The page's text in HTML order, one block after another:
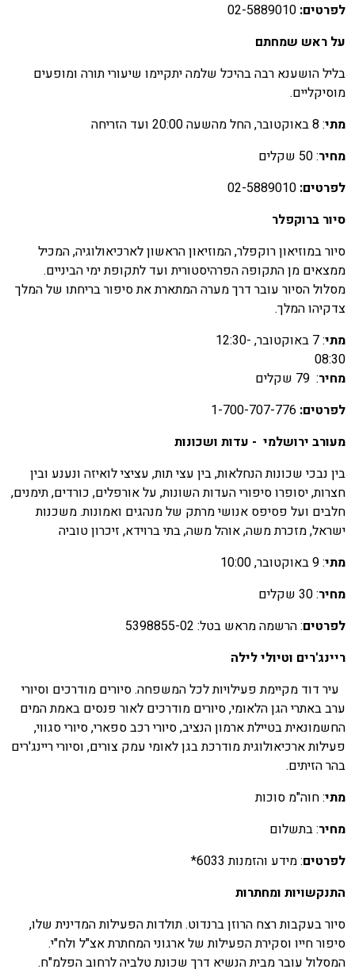
02-5889010
ראש שמחתם
הושענא רבה בהיכל שלמה יתקיימו שיעורי תורה ומופעים
: 8 באוקטובר, החל מהשעה 20:00 ועד הזריחה
: 50 שקלים
02-5889010
ברוקפלר
במוזיאון רוקפלר, המוזיאון הראשון לארכיאולוגיה, המכיל
מן התקופה הפרהיסטורית ועד לתקופת ימי הביניים.
הסיור עובר דרך מערה המתארת את סיפור בריחתו של המלך
המלך.
: 7 באוקטובר, 12:30-
: 79 שקלים
1-700-707-776
ירושלמי- עדות ושכונות
נבכי שכונות הנחלאות, בין עצי תות, עציצי לואיזה ונענע ובין
יסופרו סיפורי העדות השונות, על אורפלים, כורדים, תימנים,
ועל פסיפס אנושי מרתק של מנהגים ואמונות. משכנות
מזכרת משה, אוהל משה, בתי ברוידא, זיכרון טוביה
: 9 באוקטובר, 10:00
: 30 שקלים
: הרשמה מראש בטל: 5398855-02
וטיולי לילה
עיר דוד מקיימת פעילויות לכל המשפחה. סיורים מודרכים וסיורי
באתרי הגן הלאומי, סיורים מודרכים לאור פנסים באמת המים
בטיילת ארמון הנציב, סיורי רכב ספארי, סיורי סגווי,
ארכיאולוגית מודרכת בגן לאומי עמק צורים, וסיורי ריינג'רים
הזיתים.
: חוה"מ סוכות
: בתשלום
: מידע והזמנות 6033*
ומחתרות
בעקבות רצח הרוזן ברנדוט. תולדות הפעילות המדינית שלו,
חייו וסקירת הפעילות של ארגוני המחתרת אצ"ל ולח"י.
עובר מבית הנשיא דרך שכונת טלביה לרחוב הפלמ"ח.